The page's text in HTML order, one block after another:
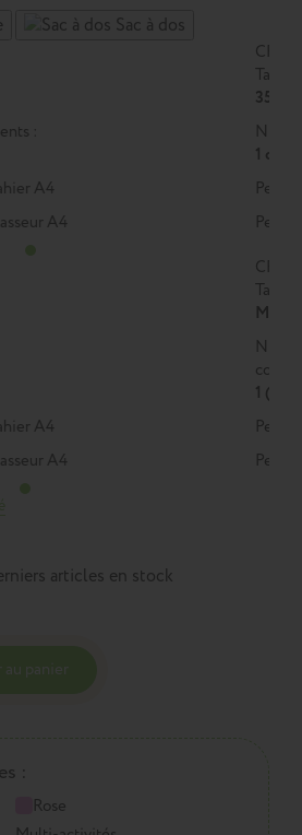
Sac à dos
:
A4
A4
CP
Taille
35 cm
Nbre
1 ou 2
Peut
Peut
A4
A4
CP
Taille
M
Nbre
1 (M)
Peut
Peut
articles en stock
:
Rose